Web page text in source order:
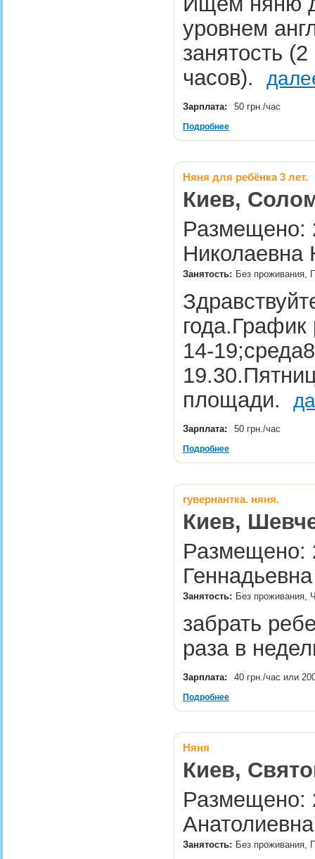
уровнем
занятость
часов).
Зарплата: 50 грн./час
Подробнее
Няня для ребёнка 3 лет.
Киев,
Размещено:
Николаевна
Занятость: Без проживания,
14-
площади.
Зарплата: 50 грн./час
Подробнее
гувернантка. няня.
Киев,
Размещено:
Занятость: Без проживания,
забрать
раза в
Зарплата: 40 грн./час или
Подробнее
Няня
Киев,
Размещено:
Занятость: Без проживания,